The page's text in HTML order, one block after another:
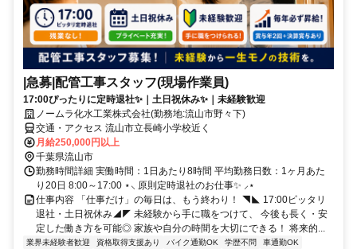
|急募|配管工事スタッフ(現場作業員)
17:00ぴったりに定時退社✨｜土日祝休み✨｜未経験歓迎
ノームラ化水工業株式会社(勤務地:流山市野々下)
交通・アクセス 流山市立長崎小学校近く
月給250,000円以上
千葉県流山市
勤務時間詳細 実働時間：1日あたり8時間 平均勤務日数：1ヶ月あた
り20日 8:00～17:00 ⋆⸜ 原則定時退社のお仕事✨ ⸝⋆
仕事内容 「仕事だけ」の毎日は、もう終わり！ ◥◣ 17:00ピッタリ
退社・土日祝休み◢◤ 未経験から手に職をつけて、 今後も長く・安
定した働き方を可能◎ 家族や自分の時間を大切にできる！ 将来的...
業界未経験者歓迎 資格取得支援あり バイク通勤OK 学歴不問
車通勤OK